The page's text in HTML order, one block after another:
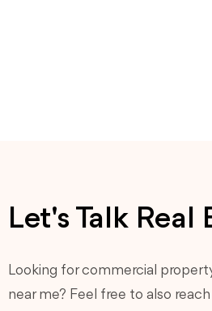
Let's Talk Real
Looking for commercial
near me? Feel free to also